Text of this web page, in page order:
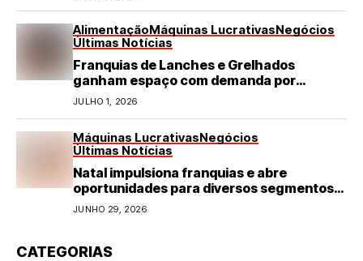
AlimentaçãoMáquinas LucrativasNegócios
Últimas Notícias
Franquias de Lanches e Grelhados
ganham espaço com demanda por
refeições rápidas e de qualidade
JULHO 1, 2026
Máquinas LucrativasNegócios
Últimas Notícias
Natal impulsiona franquias e abre
oportunidades para diversos segmentos
do varejo
JUNHO 29, 2026
CATEGORIAS